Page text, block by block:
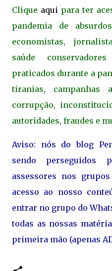
Clique aqui para ter
pandemia de
economistas,
saúde
praticados durante a
tiranias, campanhas
corrupção,
autoridades, fraudes e
Aviso: nós do blog
sendo
assessores nos
acesso ao nosso
entrar no grupo do
todas as nossas
primeira mão (apenas